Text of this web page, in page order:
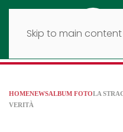
Skip to main content
HOMENEWSALBUM FOTOLA
VERITÀ